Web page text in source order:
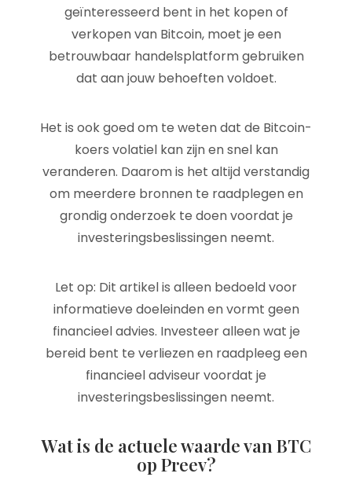
geïnteresseerd bent in het kopen of
verkopen van Bitcoin, moet je een
betrouwbaar handelsplatform gebruiken
dat aan jouw behoeften voldoet.
Het is ook goed om te weten dat de Bitcoin-
koers volatiel kan zijn en snel kan
veranderen. Daarom is het altijd verstandig
om meerdere bronnen te raadplegen en
grondig onderzoek te doen voordat je
investeringsbeslissingen neemt.
Let op: Dit artikel is alleen bedoeld voor
informatieve doeleinden en vormt geen
financieel advies. Investeer alleen wat je
bereid bent te verliezen en raadpleeg een
financieel adviseur voordat je
investeringsbeslissingen neemt.
Wat is de actuele waarde van BTC
op Preev?